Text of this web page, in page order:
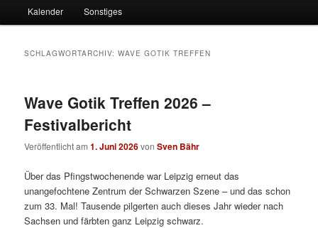
Kalender Sonstiges
SCHLAGWORTARCHIV:WAVE GOTIK TREFFEN
Wave Gotik Treffen 2026 –
Festivalbericht
Veröffentlicht am1. Juni 2026vonSven Bähr
Über das Pfingstwochenende war Leipzig erneut das
unangefochtene Zentrum der Schwarzen Szene – und das schon
zum 33. Mal! Tausende pilgerten auch dieses Jahr wieder nach
Sachsen und färbten ganz Leipzig schwarz.